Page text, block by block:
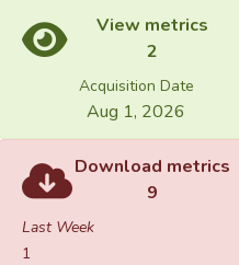
View metrics
2
Acquisition Date
Aug 1, 2026
Download metrics
9
Last Week
1